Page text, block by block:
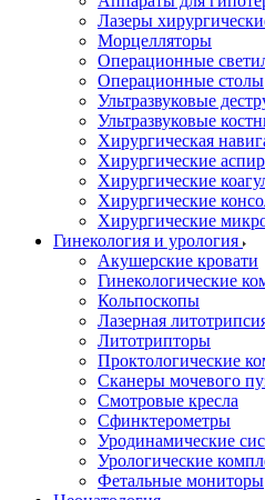
Лазеры
Морцелляторы
Операционные
Операционные столы
Ультразвуковые
Ультразвуковые
Хирургическая
Хирургические
Хирургические
Хирургические
Хирургические
Гинекология и урология
Акушерские кровати
Гинекологические
Кольпоскопы
Лазерная
Литотрипторы
Проктологические
Сканеры мочевого
Смотровые кресла
Сфинктерометры
Уродинамические
Урологические
Фетальные мониторы